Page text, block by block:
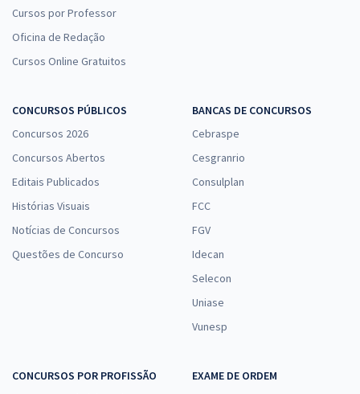
Cursos por Professor
Oficina de Redação
Cursos Online Gratuitos
CONCURSOS PÚBLICOS
Concursos 2026
Concursos Abertos
Editais Publicados
Histórias Visuais
Notícias de Concursos
Questões de Concurso
BANCAS DE CONCURSOS
Cebraspe
Cesgranrio
Consulplan
FCC
FGV
Idecan
Selecon
Uniase
Vunesp
CONCURSOS POR PROFISSÃO
EXAME DE ORDEM